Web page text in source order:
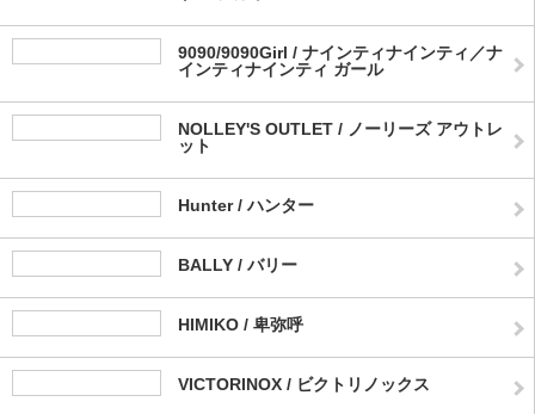
9090/9090Girl / ナインティナインティ／ナ
インティナインティ ガール
NOLLEY'S OUTLET / ノーリーズ アウトレ
ット
Hunter / ハンター
BALLY / バリー
HIMIKO / 卑弥呼
VICTORINOX / ビクトリノックス